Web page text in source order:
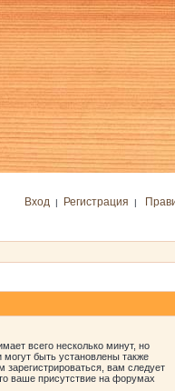
Вход | Регистрация |
всего несколько минут, но
быть установлены также
зарегистрироваться, вам следует
ваше присутствие на форумах